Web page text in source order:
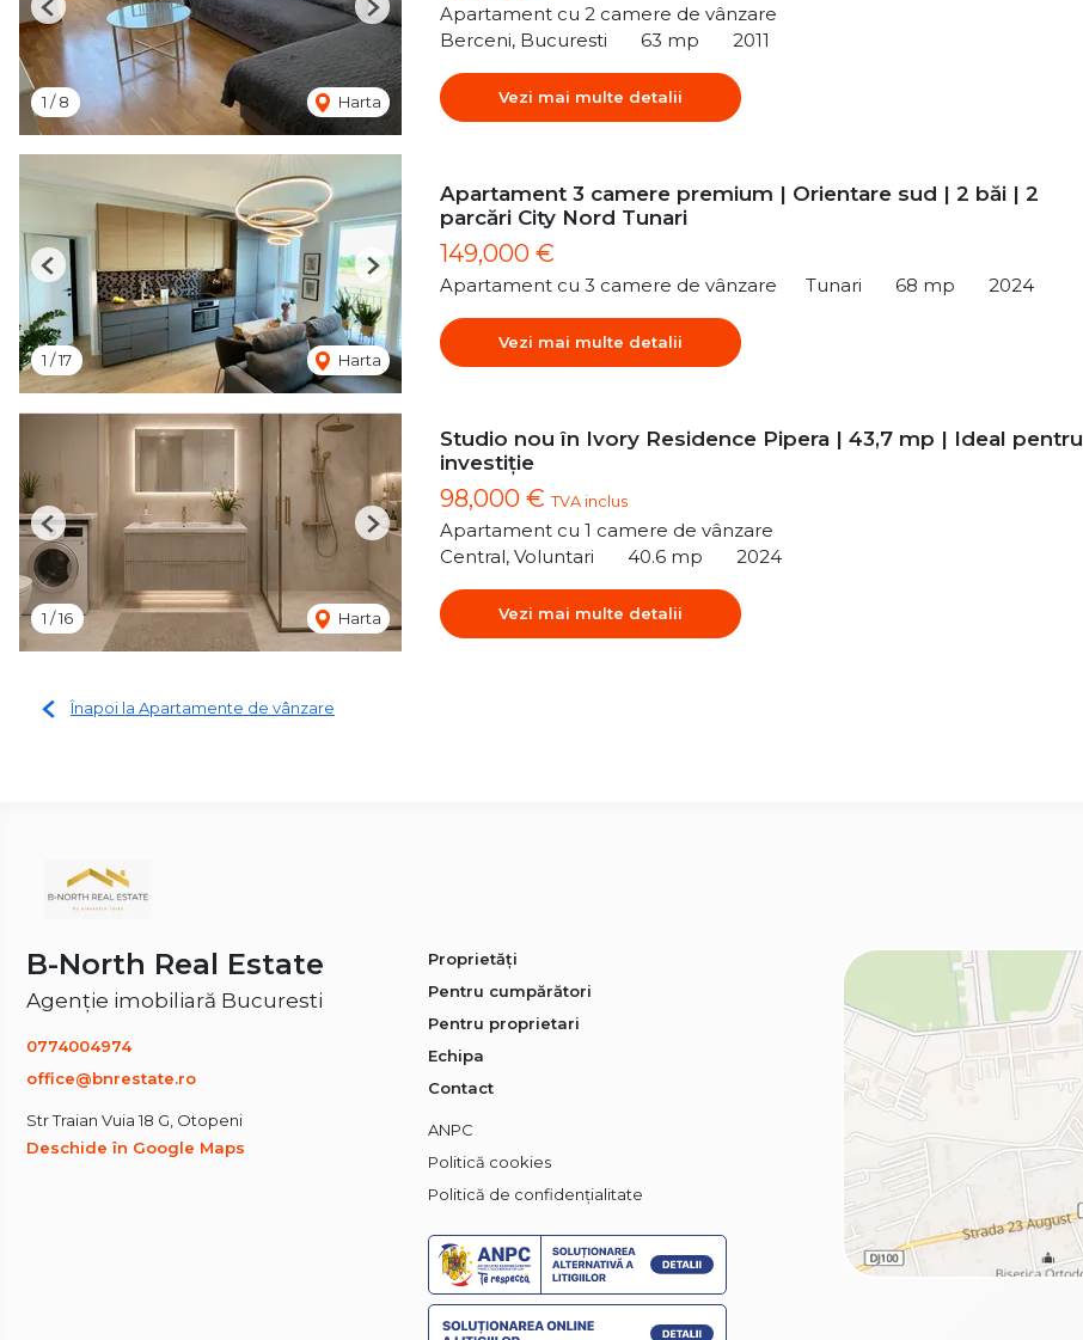
1 /8 Harta
Previous Next
Apartament cu 2 camere de vânzare
Berceni, Bucuresti
63 mp 2011
Vezi mai multe detalii
1 /17 Harta
Previous Next
Apartament 3 camere premium | Orientare sud | 2 băi | 2
parcări City Nord Tunari
149,000 €
Apartament cu 3 camere de vânzare Tunari 68 mp 2024
Vezi mai multe detalii
1 /16 Harta
Previous Next
Studio nou în Ivory Residence Pipera | 43,7 mp | Ideal pentru
investiție
98,000 € TVA inclus
Apartament cu 1 camere de vânzare
Central, Voluntari
40.6 mp 2024
Vezi mai multe detalii
Înapoi la Apartamente de vânzare
B-North Real Estate
Agenție imobiliară Bucuresti
0774004974
office@bnrestate.ro
Str Traian Vuia 18 G, Otopeni
Deschide în Google Maps
Proprietăți
Pentru cumpărători
Pentru proprietari
Echipa
Contact
ANPC
Politică cookies
Politică de confidențialitate